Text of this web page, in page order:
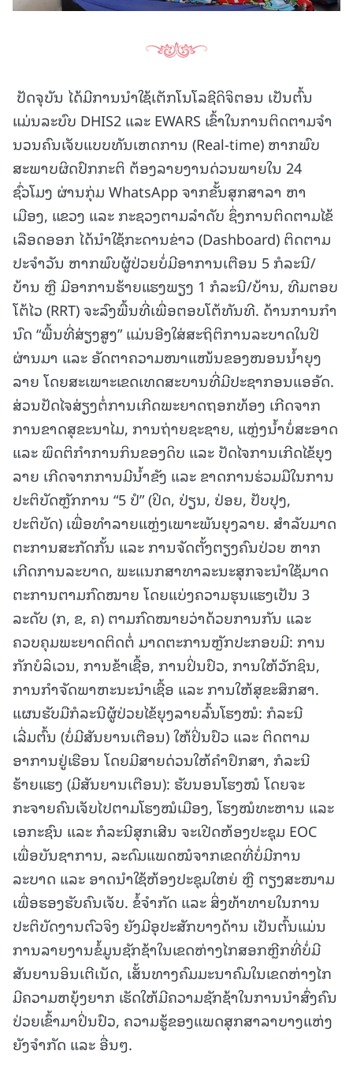
ປັດຈຸບັນ ໄດ້ມີການນໍາໃຊ້ເຕັກໂນໂລຊີດິຈິຕອນ ເປັນຕົ້ນ
ແມ່ນລະບົບ DHIS2 ແລະ EWARS ເຂົ້າໃນການຕິດຕາມຈໍາ
ນວນຄົນເຈັບແບບທັນເຫດການ (Real-time) ຫາກພົບ
ສະພາບຜິດປົກກະຕິ ຕ້ອງລາຍງານດ່ວນພາຍໃນ 24
ຊົ່ວໂມງ ຜ່ານກຸ່ມ WhatsApp ຈາກຂັ້ນສຸກສາລາ ຫາ
ເມືອງ, ແຂວງ ແລະ ກະຊວງຕາມລໍາດັບ ຊຶ່ງການຕິດຕາມໄຂ້
ເລືອດອອກ ໄດ້ນໍາໃຊ້ກະດານຂ່າວ (Dashboard) ຕິດຕາມ
ປະຈໍາວັນ ຫາກພົບຜູ້ປ່ວຍບໍ່ມີອາການເຕືອນ 5 ກໍລະນີ/
ບ້ານ ຫຼື ມີອາການຮ້າຍແຮງພຽງ 1 ກໍລະນີ/ບ້ານ, ທີມຕອບ
ໂຕ້ໄວ (RRT) ຈະລົງພື້ນທີ່ເພື່ອຕອບໂຕ້ທັນທີ. ດ້ານການກໍາ
ນົດ “ພື້ນທີ່ສ່ຽງສູງ” ແມ່ນອີງໃສ່ສະຖິຕິການລະບາດໃນປີ
ຜ່ານມາ ແລະ ອັດຕາຄວາມໜາແໜ້ນຂອງໜອນນໍ້າຍຸງ
ລາຍ ໂດຍສະເພາະເຂດເທດສະບານທີ່ມີປະຊາກອນແອອັດ.
ສ່ວນປັດໄຈສ່ຽງຕໍ່ການເກີດພະຍາດຖອກທ້ອງ ເກີດຈາກ
ການຂາດສຸຂະນາໄມ, ການຖ່າຍຊະຊາຍ, ແຫຼ່ງນໍ້າບໍ່ສະອາດ
ແລະ ພຶດຕິກໍາການກິນຂອງດິບ ແລະ ປັດໄຈການເກີດໄຂ້ຍຸງ
ລາຍ ເກີດຈາກການມີນໍ້າຂັງ ແລະ ຂາດການຮ່ວມມືໃນການ
ປະຕິບັດຫຼັກການ “5 ປໍ” (ປິດ, ປ່ຽນ, ປ່ອຍ, ປັບປຸງ,
ປະຕິບັດ) ເພື່ອທໍາລາຍແຫຼ່ງເພາະພັນຍຸງລາຍ. ສໍາລັບມາດ
ຕະການສະກັດກັ້ນ ແລະ ການຈັດຕັ້ງຕຽງຄົນປ່ວຍ ຫາກ
ເກີດການລະບາດ, ພະແນກສາທາລະນະສຸກຈະນໍາໃຊ້ມາດ
ຕະການຕາມກົດໝາຍ ໂດຍແບ່ງຄວາມຮຸນແຮງເປັນ 3
ລະດັບ (ກ, ຂ, ຄ) ຕາມກົດໝາຍວ່າດ້ວຍການກັນ ແລະ
ຄວບຄຸມພະຍາດຕິດຕໍ່ ມາດຕະການຫຼັກປະກອບມີ: ການ
ກັກບໍລິເວນ, ການຂ້າເຊື້ອ, ການປິ່ນປົວ, ການໃຫ້ວັກຊິນ,
ການກໍາຈັດພາຫະນະນໍາເຊື້ອ ແລະ ການໃຫ້ສຸຂະສຶກສາ.
ແຜນຮັບມືກໍລະນີຜູ້ປ່ວຍໄຂ້ຍຸງລາຍລົ້ນໂຮງໝໍ: ກໍລະນີ
ເລີ່ມຕົ້ນ (ບໍ່ມີສັນຍານເຕືອນ) ໃຫ້ປິ່ນປົວ ແລະ ຕິດຕາມ
ອາການຢູ່ເຮືອນ ໂດຍມີສາຍດ່ວນໃຫ້ຄໍາປຶກສາ, ກໍລະນີ
ຮ້າຍແຮງ (ມີສັນຍານເຕືອນ): ຮັບນອນໂຮງໝໍ ໂດຍຈະ
ກະຈາຍຄົນເຈັບໄປຕາມໂຮງໝໍເມືອງ, ໂຮງໝໍທະຫານ ແລະ
ເອກະຊົນ ແລະ ກໍລະນີສຸກເສີນ ຈະເປີດຫ້ອງປະຊຸມ EOC
ເພື່ອບັນຊາການ, ລະດົມແພດໝໍຈາກເຂດທີ່ບໍ່ມີການ
ລະບາດ ແລະ ອາດນໍາໃຊ້ຫ້ອງປະຊຸມໃຫຍ່ ຫຼື ຕຽງສະໜາມ
ເພື່ອຮອງຮັບຄົນເຈັບ. ຂໍ້ຈໍາກັດ ແລະ ສິ່ງທ້າທາຍໃນການ
ປະຕິບັດງານຕົວຈິງ ຍັງມີອຸປະສັກບາງດ້ານ ເປັນຕົ້ນແມ່ນ
ການລາຍງານຂໍ້ມູນຊັກຊ້າໃນເຂດຫ່າງໄກສອກຫຼີກທີ່ບໍ່ມີ
ສັນຍານອິນເຕີເນັດ, ເສັ້ນທາງຄົມມະນາຄົມໃນເຂດຫ່າງໄກ
ມີຄວາມຫຍຸ້ງຍາກ ເຮັດໃຫ້ມີຄວາມຊັກຊ້າໃນການນໍາສົ່ງຄົນ
ປ່ວຍເຂົ້າມາປິ່ນປົວ, ຄວາມຮູ້ຂອງແພດສຸກສາລາບາງແຫ່ງ
ຍັງຈໍາກັດ ແລະ ອື່ນໆ.